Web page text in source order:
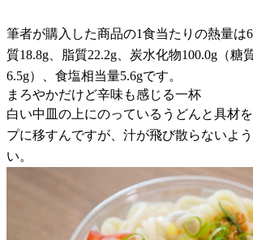
筆者が購入した商品の1食当たりの熱量は
質18.8g、脂質22.2g、炭水化物100.0g（糖
6.5g）、食塩相当量5.6gです。
まろやかだけど辛味も感じる一杯
白い中皿の上にのっているうどんと具材
プに移すんですが、汁が飛び散らないよ
い。